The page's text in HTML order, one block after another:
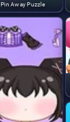
Pin Away Puzzle